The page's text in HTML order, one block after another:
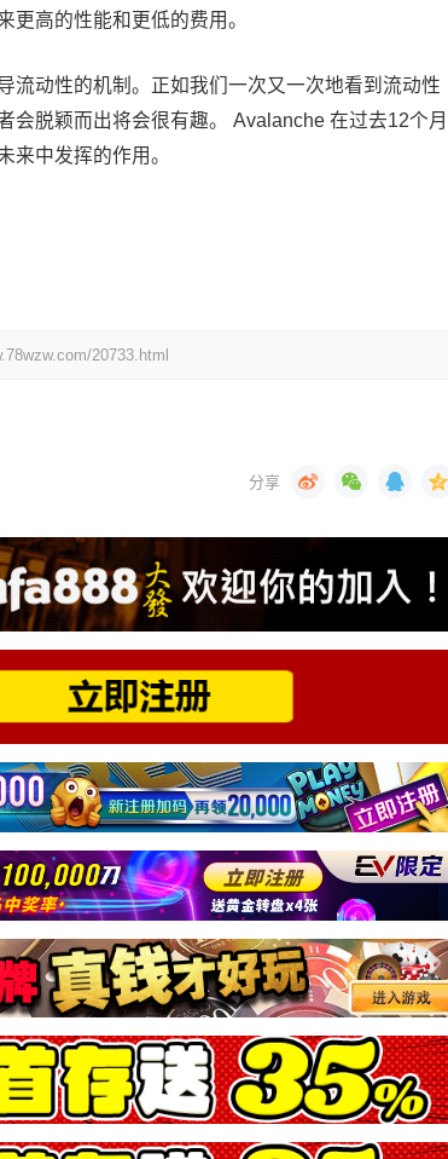
更高的性能和更低的费用。
流动性的机制。正如我们一次又一次地看到流动性
脱颖而出将会很有趣。 Avalanche 在过去12个月
来中发挥的作用。
20733.html